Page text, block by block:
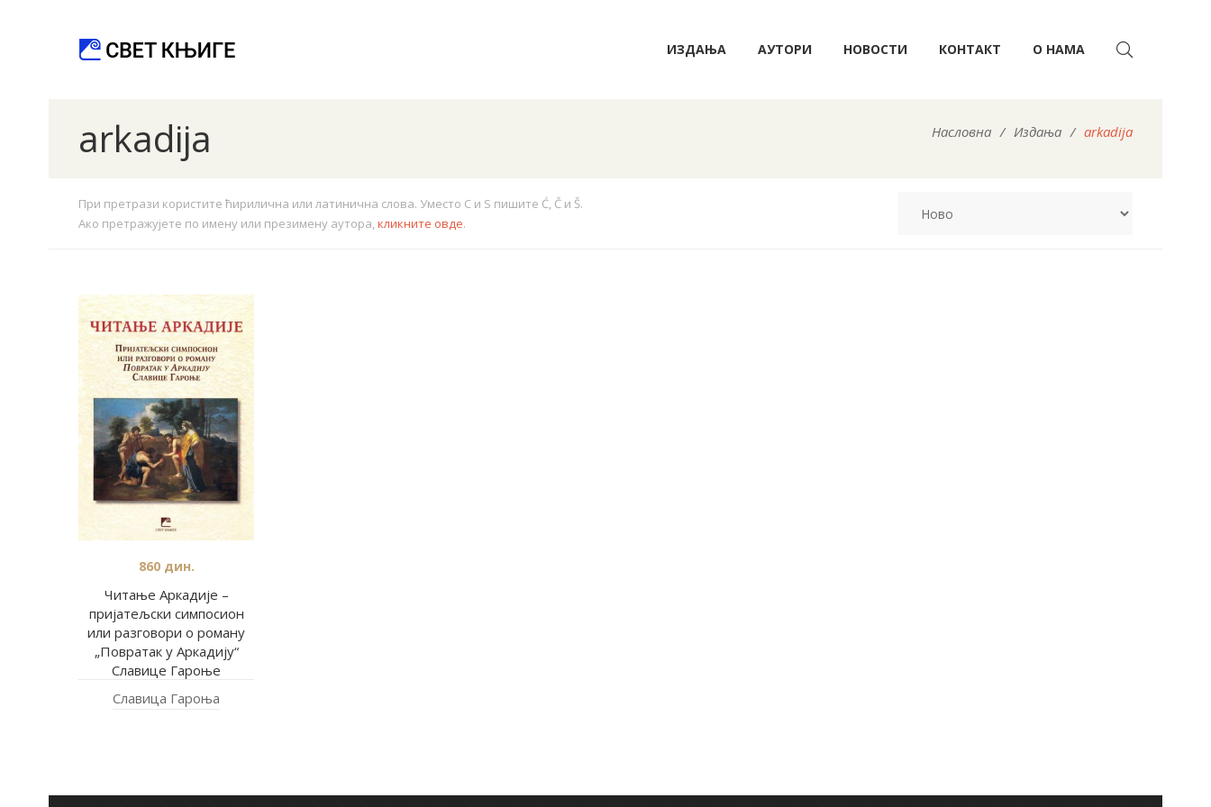
ИЗДАЊА АУТОРИ НОВОСТИ КОНТАКТ О НАМА
arkadija Насловна / Издања / arkadija
При претрази користите ћирилична или латинична слова. Уместо C и S пишите Ć, Č и Š.
Ако претражујете по имену или презимену аутора,кликните овде.
Читање Аркадије –
пријатељски симпосион
или разговори о роману
„Повратак у Аркадију“
Славице Гароње
860дин.
Славица Гароња